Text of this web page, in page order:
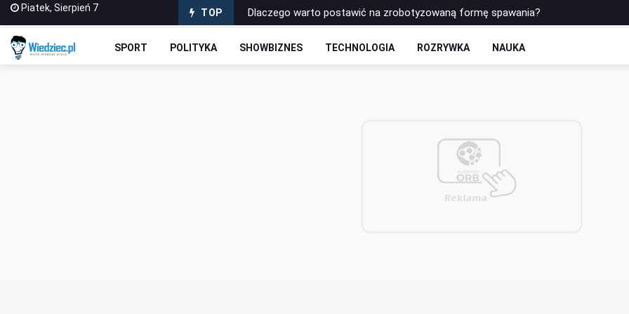
Piatek, Sierpień 7 TOP
Dlaczego warto postawić na zrobotyzowaną formę spawania?
SPORT POLITYKA SHOWBIZNES TECHNOLOGIA ROZRYWKA NAUKA